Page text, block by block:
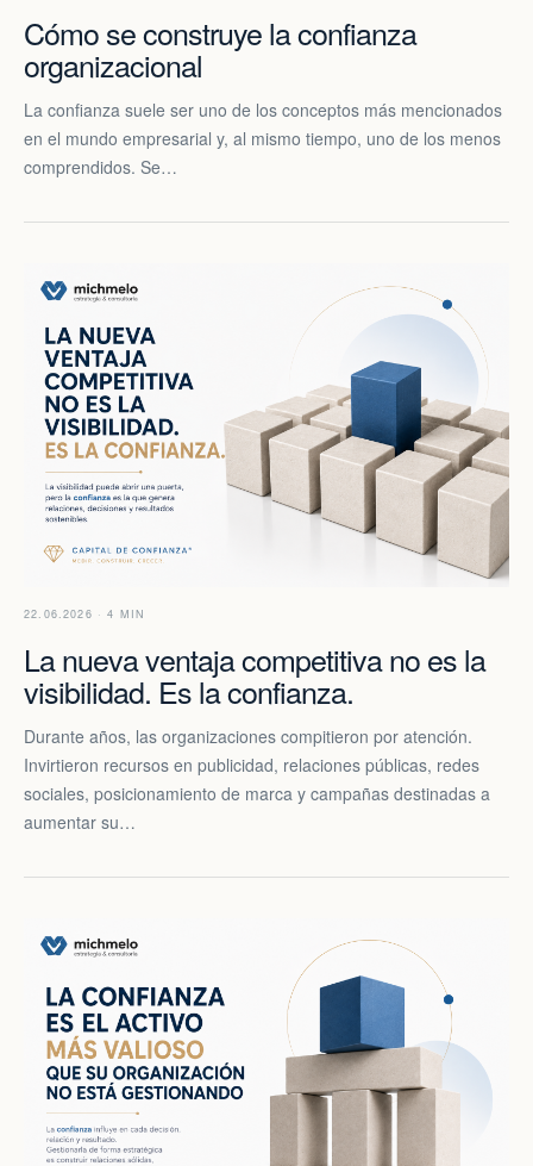
Cómo se construye la confianza
organizacional
La confianza suele ser uno de los conceptos más mencionados
en el mundo empresarial y, al mismo tiempo, uno de los menos
comprendidos. Se…
22.06.2026 · 4 MIN
La nueva ventaja competitiva no es la
visibilidad. Es la confianza.
Durante años, las organizaciones compitieron por atención.
Invirtieron recursos en publicidad, relaciones públicas, redes
sociales, posicionamiento de marca y campañas destinadas a
aumentar su…